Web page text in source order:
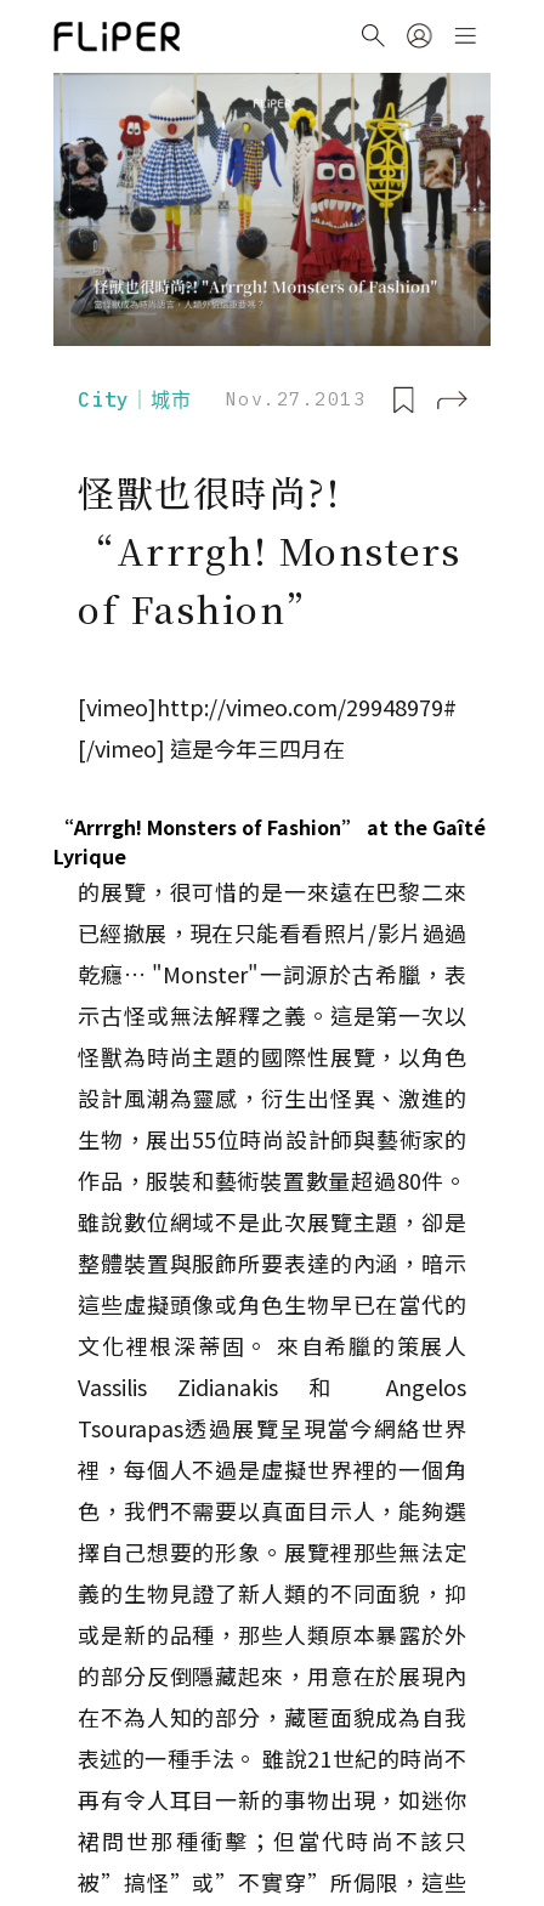
City｜城市 Nov.27.2013
怪獸也很時尚?!
“Arrrgh! Monsters
of Fashion”
[vimeo]http://vimeo.com/29948979#
[/vimeo] 這是今年三四月在
“Arrrgh! Monsters of Fashion” at the Gaîté
Lyrique
的展覽，很可惜的是一來遠在巴黎二來
已經撤展，現在只能看看照片/影片過過
乾癮… "Monster"一詞源於古希臘，表
示古怪或無法解釋之義。這是第一次以
怪獸為時尚主題的國際性展覽，以角色
設計風潮為靈感，衍生出怪異、激進的
生物，展出55位時尚設計師與藝術家的
作品，服裝和藝術裝置數量超過80件。
雖說數位網域不是此次展覽主題，卻是
整體裝置與服飾所要表達的內涵，暗示
這些虛擬頭像或角色生物早已在當代的
文化裡根深蒂固。 來自希臘的策展人
Vassilis Zidianakis 和 Angelos
Tsourapas透過展覽呈現當今網絡世界
裡，每個人不過是虛擬世界裡的一個角
色，我們不需要以真面目示人，能夠選
擇自己想要的形象。展覽裡那些無法定
義的生物見證了新人類的不同面貌，抑
或是新的品種，那些人類原本暴露於外
的部分反倒隱藏起來，用意在於展現內
在不為人知的部分，藏匿面貌成為自我
表述的一種手法。 雖說21世紀的時尚不
再有令人耳目一新的事物出現，如迷你
裙問世那種衝擊；但當代時尚不該只
被”搞怪”或”不實穿”所侷限，這些